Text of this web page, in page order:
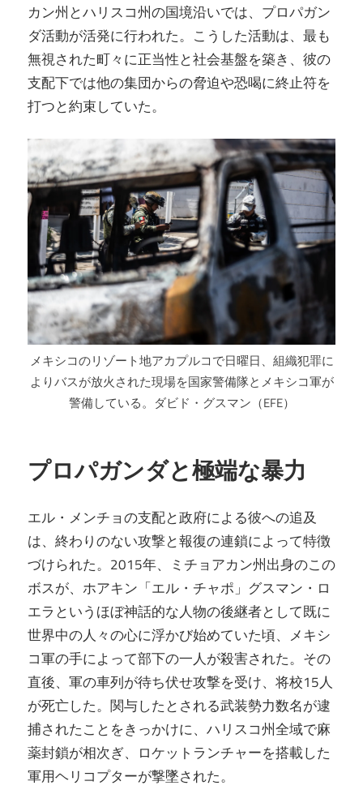
カン州とハリスコ州の国境沿いでは、プロパガン
ダ活動が活発に行われた。こうした活動は、最も
無視された町々に正当性と社会基盤を築き、彼の
支配下では他の集団からの脅迫や恐喝に終止符を
打つと約束していた。
メキシコのリゾート地アカプルコで日曜日、組織犯罪に
よりバスが放火された現場を国家警備隊とメキシコ軍が
警備している。ダビド・グスマン（EFE）
プロパガンダと極端な暴力
エル・メンチョの支配と政府による彼への追及
は、終わりのない攻撃と報復の連鎖によって特徴
づけられた。2015年、ミチョアカン州出身のこの
ボスが、ホアキン「エル・チャポ」グスマン・ロ
エラというほぼ神話的な人物の後継者として既に
世界中の人々の心に浮かび始めていた頃、メキシ
コ軍の手によって部下の一人が殺害された。その
直後、軍の車列が待ち伏せ攻撃を受け、将校15人
が死亡した。関与したとされる武装勢力数名が逮
捕されたことをきっかけに、ハリスコ州全域で麻
薬封鎖が相次ぎ、ロケットランチャーを搭載した
軍用ヘリコプターが撃墜された。